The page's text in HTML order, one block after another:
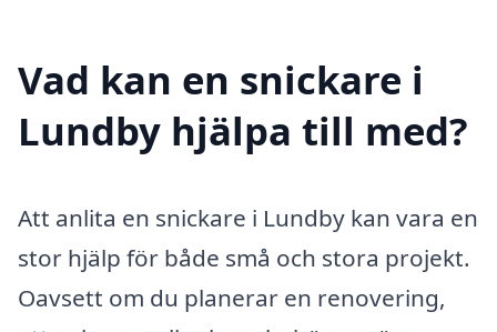
Vad kan en snickare i
Lundby hjälpa till med?
Att anlita en snickare i Lundby kan vara en
stor hjälp för både små och stora projekt.
Oavsett om du planerar en renovering,